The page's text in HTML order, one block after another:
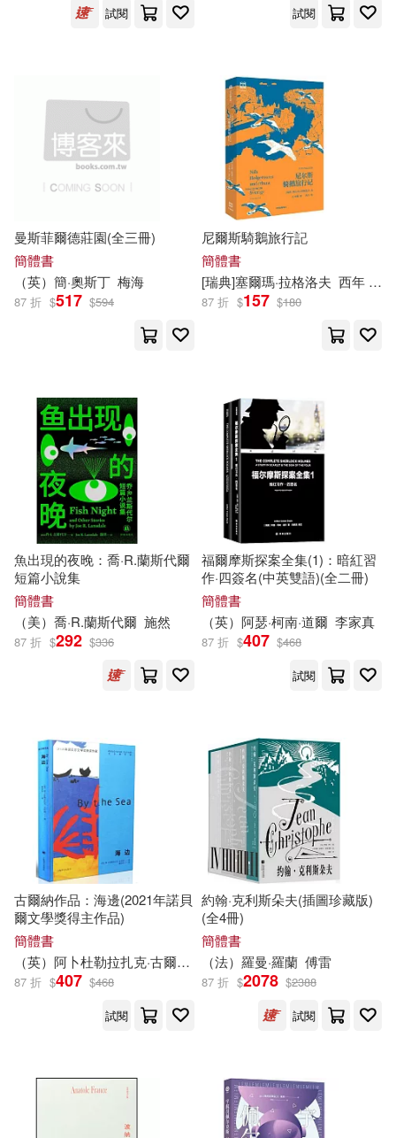
(瑞典)格里佩(5)
(美)蓋爾·吉本斯(5)
William Shakespeare(5)
亞瑟·柯南·道爾(5)
亞瑟．柯南．道爾(Arthur Conan D
八百(5)
卜正民(5)
咸慶信(5) 威廉‧莎士比亞(5)
宇宙文化(5)
查爾斯‧狄更斯(5)
流年（主編）(5)
珍．奧斯汀(5) 田思源(5)
維．比安基(5)
肯尼斯．葛拉罕(5)
艾莉‧斯坦迪許(5)
芹澤直樹(5) 英國HIT公司(5)
荒川 弘(5) 莎士比亞(5)
諸葛小貝，左左(5) 譚本忠(5)
江蘇人民出版社(23)
灕江出版社(23) 采實文化(23)
Challenge(22)
復旦大學出版社(22)
麥田(22)
Membran(21) 三采(21)
上海社會科學院出版社(21)
中國友誼出版公司(21)
中國政法大學出版社(21)
中國石化出版社(21)
中國華僑出版社(21)
北京出版社(21)
哈爾濱出版社(21)
樂金文化(21)
江西美術出版社(21)
百花文藝出版社(21)
中國建築工業出版社(20)
試閱
試閱
曼斯菲爾德莊園(全三冊)
簡體書
（英）簡·奧斯丁 梅海
87 折 $517 $594
尼爾斯騎鵝旅行記
簡體書
[瑞典]塞爾瑪·拉格洛夫 西年 石
87 折 $157 $180
魚出現的夜晚：喬·R.蘭斯代爾
短篇小說集
簡體書
（美）喬·R.蘭斯代爾 施然
87 折 $292 $336
福爾摩斯探案全集(1)：暗紅習
作·四簽名(中英雙語)(全二冊)
簡體書
（英）阿瑟·柯南·道爾 李家真
87 折 $407 $468
試閱
古爾納作品：海邊(2021年諾貝
爾文學獎得主作品)
簡體書
（英）阿卜杜勒拉扎克·古爾納
黃協安
87 折 $407 $468
試閱
約翰·克利斯朵夫(插圖珍藏版)
(全4冊)
簡體書
（法）羅曼·羅蘭 傅雷
87 折 $2078 $2388
試閱